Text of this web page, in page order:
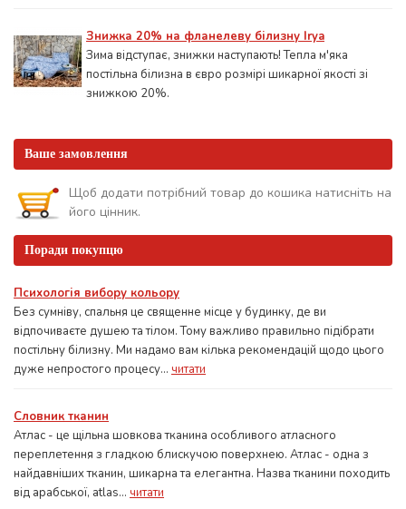
Знижка 20% на фланелеву білизну Irya
Зима відступає, знижки наступають! Тепла м'яка
постільна білизна в євро розмірі шикарної якості зі
знижкою 20%.
Ваше замовлення
Щоб додати потрібний товар до кошика натисніть на
його цінник.
Поради покупцю
Психологія вибору кольору
Без сумніву, спальня це священне місце у будинку, де ви
відпочиваєте душею та тілом. Тому важливо правильно підібрати
постільну білизну. Ми надамо вам кілька рекомендацій щодо цього
дуже непростого процесу... читати
Словник тканин
Атлас - це щільна шовкова тканина особливого атласного
переплетення з гладкою блискучою поверхнею. Атлас - одна з
найдавніших тканин, шикарна та елегантна. Назва тканини походить
від арабської, atlas... читати